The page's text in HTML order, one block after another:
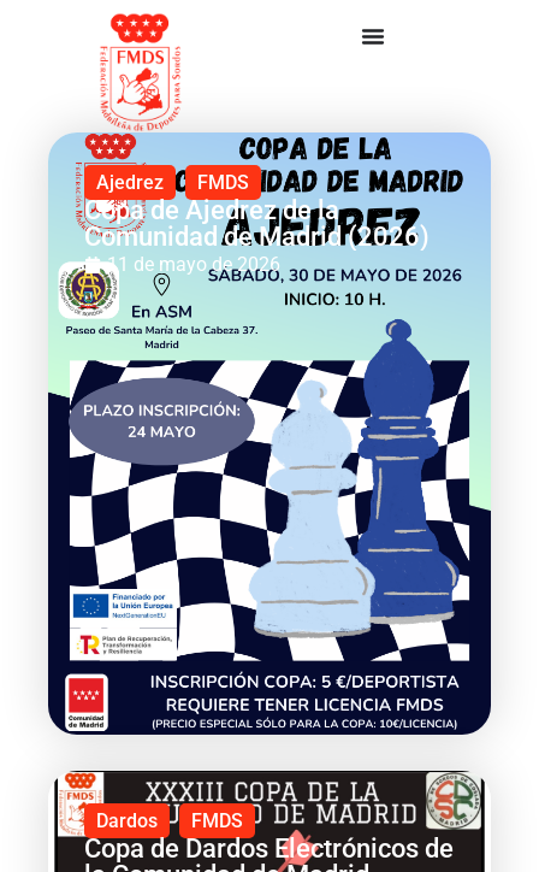
Ajedrez FMDS
Copa de Ajedrez de la
Comunidad de Madrid (2026)
11 de mayo de 2026
Dardos FMDS
Copa de Dardos Electrónicos de